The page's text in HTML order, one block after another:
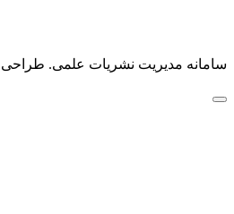
سامانه مدیریت نشریات علمی. طراحی